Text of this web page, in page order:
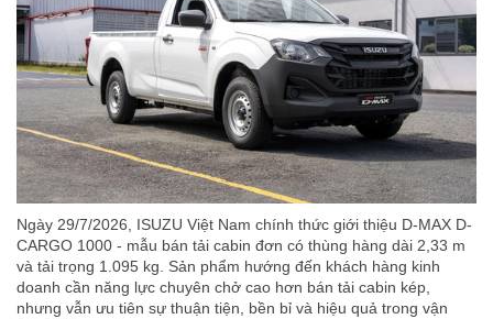
Ngày 29/7/2026, ISUZU Việt Nam chính thức giới thiệu D-MAX D-
CARGO 1000 - mẫu bán tải cabin đơn có thùng hàng dài 2,33 m
và tải trọng 1.095 kg. Sản phẩm hướng đến khách hàng kinh
doanh cần năng lực chuyên chở cao hơn bán tải cabin kép,
nhưng vẫn ưu tiên sự thuận tiện, bền bỉ và hiệu quả trong vận